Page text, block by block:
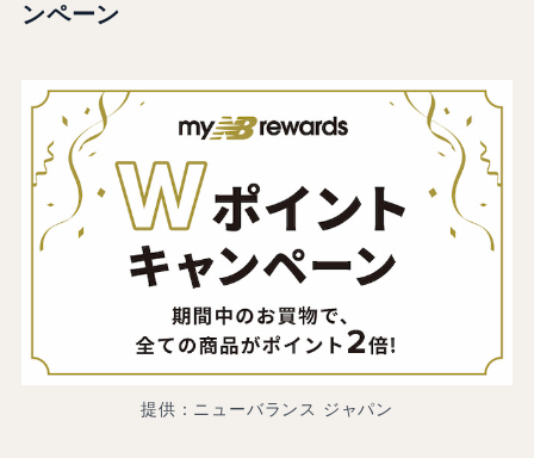
ンペーン
提供：ニューバランス ジャパン